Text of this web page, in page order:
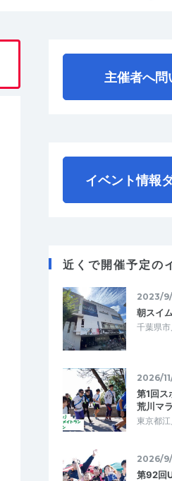
主催者へ問
イベント情報
近くで開催予定の
2023/
朝スイ
千葉県
2026/
第1回ス
荒川マ
東京都
2026/9/
第92回